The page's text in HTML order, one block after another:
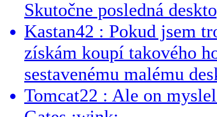
Skutočne posledná
Kastan42 : Pokud jsem
získám koupí takového
sestavenému malému
Tomcat22 : Ale on